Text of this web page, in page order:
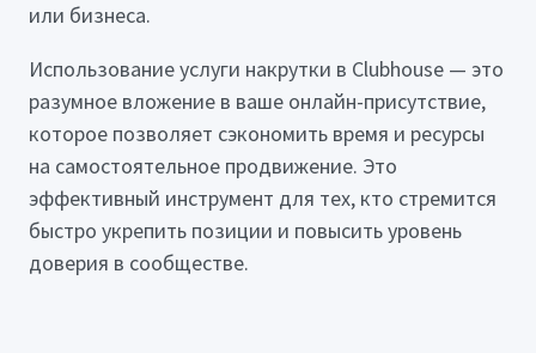
или бизнеса.
Использование услуги накрутки в Clubhouse — это
разумное вложение в ваше онлайн-присутствие,
которое позволяет сэкономить время и ресурсы
на самостоятельное продвижение. Это
эффективный инструмент для тех, кто стремится
быстро укрепить позиции и повысить уровень
доверия в сообществе.